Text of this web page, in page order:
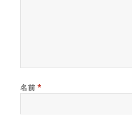
名前 *